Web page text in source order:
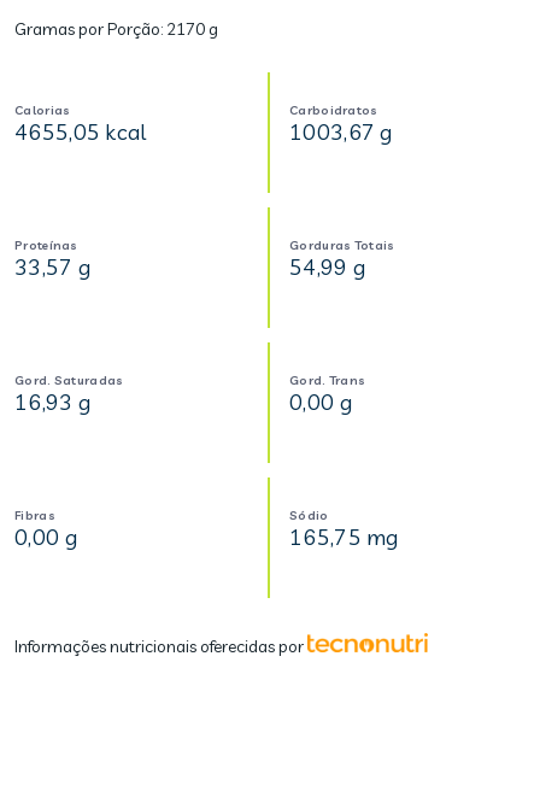
Gramas por Porção: 2170 g
Calorias
4655,05 kcal
Carboidratos
1003,67 g
Proteínas
33,57 g
Gorduras Totais
54,99 g
Gord. Saturadas
16,93 g
Gord. Trans
0,00 g
Fibras
0,00 g
Sódio
165,75 mg
Informações nutricionais oferecidas por